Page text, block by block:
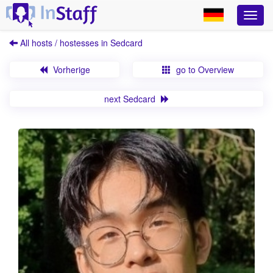
All hosts / hostesses in Sedcard
Vorherige go to Overview
next Sedcard